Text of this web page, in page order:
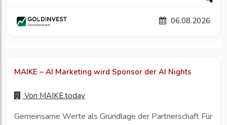
06.08.2026
MAIKE – AI Marketing wird Sponsor der AI Nights
Von MAIKE.today
Gemeinsame Werte als Grundlage der Partnerschaft Für